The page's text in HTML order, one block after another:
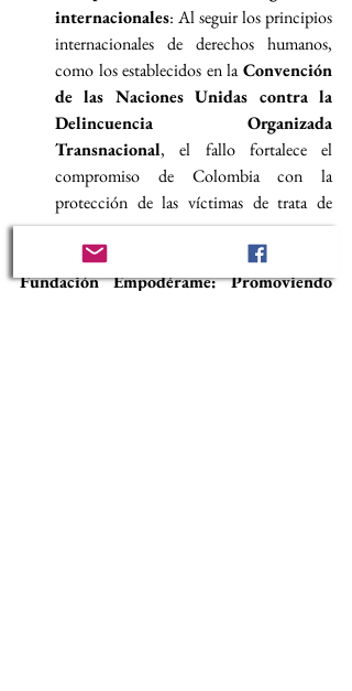
internacionales: Al seguir los principios
internacionales de derechos humanos,
como los establecidos en la Convención
de las Naciones Unidas contra la
Delincuencia Organizada
Transnacional, el fallo fortalece el
compromiso de Colombia con la
protección de las víctimas de trata de
personas.
Fundación Empodérame: Promoviendo